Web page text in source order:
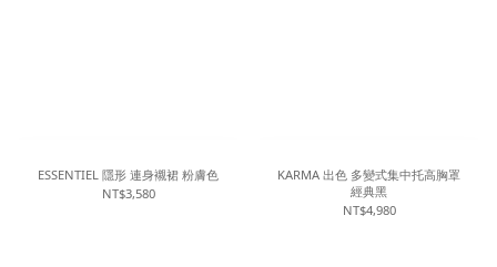
ESSENTIEL 隱形 連身襯裙 粉膚色
NT$3,580
KARMA 出色 多變式集中托高胸罩
經典黑
NT$4,980